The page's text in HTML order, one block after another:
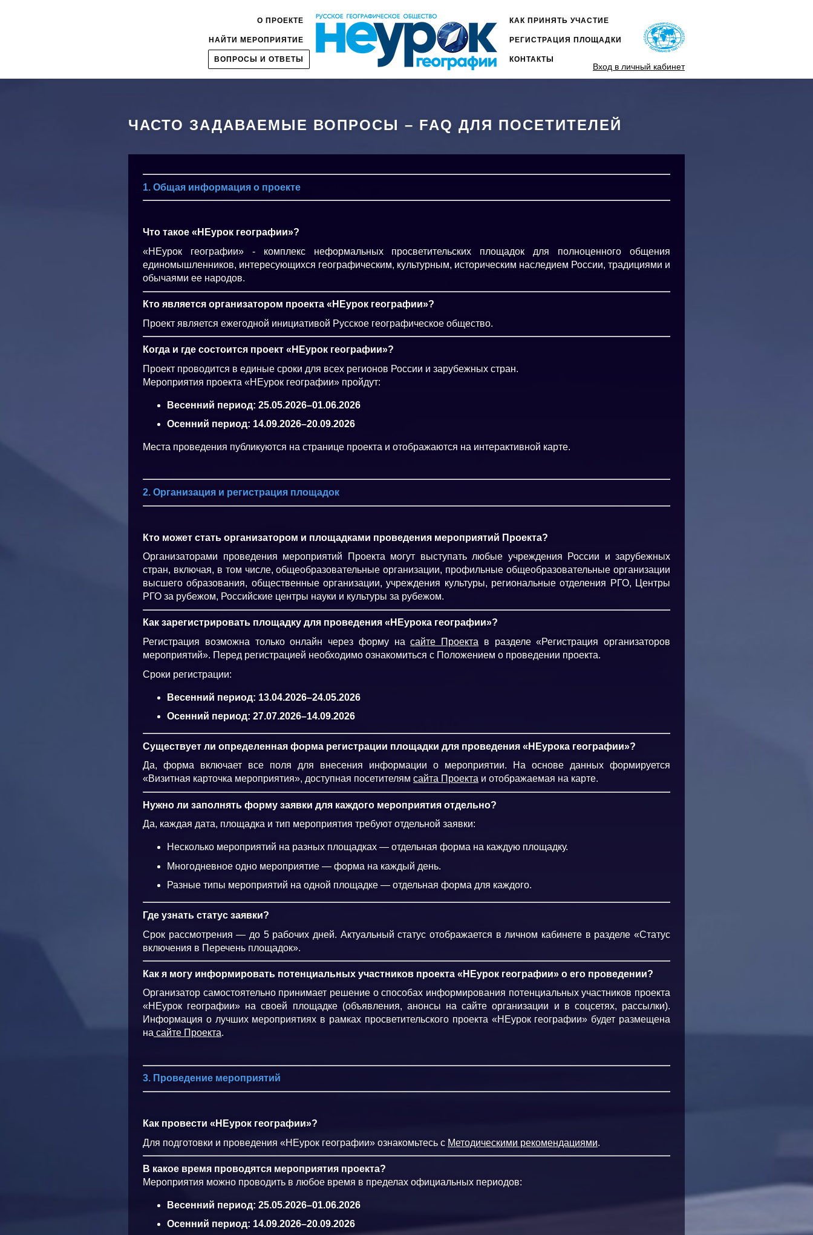
Вход в личный кабинет
О ПРОЕКТЕ
НАЙТИ МЕРОПРИЯТИЕ
ВОПРОСЫ И ОТВЕТЫ
МЕНЮ
2
КАК ПРИНЯТЬ УЧАСТИЕ
РЕГИСТРАЦИЯ ПЛОЩАДКИ
КОНТАКТЫ
ЧАСТО ЗАДАВАЕМЫЕ ВОПРОСЫ – FAQ ДЛЯ ПОСЕТИТЕЛЕЙ
1. Общая информация о проекте
Что такое «НЕурок географии»?
«НЕурок географии» - комплекс неформальных просветительских площадок для полноценного общения
единомышленников, интересующихся географическим, культурным, историческим наследием России, традициями и
обычаями ее народов.
Кто является организатором проекта «НЕурок географии»?
Проект является ежегодной инициативой Русское географическое общество.
Когда и где состоится проект «НЕурок географии»?
Проект проводится в единые сроки для всех регионов России и зарубежных стран.
Мероприятия проекта «НЕурок географии» пройдут:
Весенний период: 25.05.2026–01.06.2026
Осенний период: 14.09.2026–20.09.2026
Места проведения публикуются на странице проекта и отображаются на интерактивной карте.
2. Организация и регистрация площадок
Кто может стать организатором и площадками проведения мероприятий Проекта?
Организаторами проведения мероприятий Проекта могут выступать любые учреждения России и зарубежных
стран, включая, в том числе, общеобразовательные организации, профильные общеобразовательные организации
высшего образования, общественные организации, учреждения культуры, региональные отделения РГО, Центры
РГО за рубежом, Российские центры науки и культуры за рубежом.
Как зарегистрировать площадку для проведения «НЕурока географии»?
Регистрация возможна только онлайн через форму насайте Проекта в разделе «Регистрация организаторов
мероприятий». Перед регистрацией необходимо ознакомиться с Положением о проведении проекта.
Сроки регистрации:
Весенний период: 13.04.2026–24.05.2026
Осенний период: 27.07.2026–14.09.2026
Существует ли определенная форма регистрации площадки для проведения «НЕурока географии»?
Да, форма включает все поля для внесения информации о мероприятии. На основе данных формируется
«Визитная карточка мероприятия», доступная посетителям сайта Проекта и отображаемая на карте.
Нужно ли заполнять форму заявки для каждого мероприятия отдельно?
Да, каждая дата, площадка и тип мероприятия требуют отдельной заявки:
Несколько мероприятий на разных площадках — отдельная форма на каждую площадку.
Многодневное одно мероприятие — форма на каждый день.
Разные типы мероприятий на одной площадке — отдельная форма для каждого.
Где узнать статус заявки?
Срок рассмотрения — до 5 рабочих дней. Актуальный статус отображается в личном кабинете в разделе «Статус
включения в Перечень площадок».
Как я могу информировать потенциальных участников проекта «НЕурок географии» о его проведении?
Организатор самостоятельно принимает решение о способах информирования потенциальных участников проекта
«НЕурок географии» на своей площадке (объявления, анонсы на сайте организации и в соцсетях, рассылки).
Информация о лучших мероприятиях в рамках просветительского проекта «НЕурок географии» будет размещена
на сайте Проекта.
3. Проведение мероприятий
Как провести «НЕурок географии»?
Для подготовки и проведения «НЕурок географии» ознакомьтесь с Методическими рекомендациями.
В ка­­кое время проводятся мероприятия проекта?
Мероприятия можно проводить в любое время в пределах официальных периодов:
Весенний период: 25.05.2026–01.06.2026
Осенний период: 14.09.2026–20.09.2026